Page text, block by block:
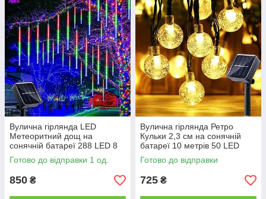
Вулична гірлянда LED
Метеоритний дощ на
сонячній батареї 288 LED 8
трубок 50 см RGB
Готово до відправки 1 од.
850 ₴
Вулична гірлянда Ретро
Кульки 2,3 см на сонячній
батареї 10 метрів 50 LED
теплий білий
Готово до відправки
725 ₴